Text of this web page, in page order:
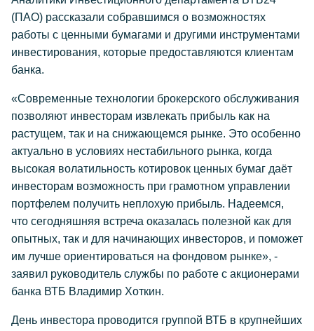
(ПАО) рассказали собравшимся о возможностях
работы с ценными бумагами и другими инструментами
инвестирования, которые предоставляются клиентам
банка.
«Современные технологии брокерского обслуживания
позволяют инвесторам извлекать прибыль как на
растущем, так и на снижающемся рынке. Это особенно
актуально в условиях нестабильного рынка, когда
высокая волатильность котировок ценных бумаг даёт
инвесторам возможность при грамотном управлении
портфелем получить неплохую прибыль. Надеемся,
что сегодняшняя встреча оказалась полезной как для
опытных, так и для начинающих инвесторов, и поможет
им лучше ориентироваться на фондовом рынке», -
заявил руководитель службы по работе с акционерами
банка ВТБ Владимир Хоткин.
День инвестора проводится группой ВТБ в крупнейших